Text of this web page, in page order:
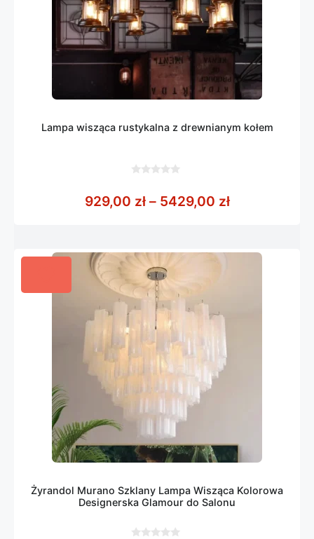
Lampa wisząca rustykalna z drewnianym kołem
5
929,00 zł – 5429,00 złZakres cen:
Żyrandol Murano Szklany Lampa Wisząca Kolorowa
Designerska Glamour do Salonu